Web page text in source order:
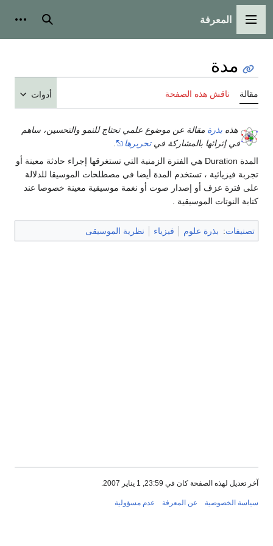
القائمة الرئيسية
المعرفة بحث
مدة
مقالة ناقش هذه الصفحة أدوات
هذه بذرة مقالة عن موضوع علمي تحتاج للنمو والتحسين، ساهم
في إثرائها بالمشاركة فيتحريرها
المدة Duration هي الفترة الزمنية التي تستغرقها إجراء حادثة معينة أو
تجربة فيزيائية ، تستخدم المدة أيضا في مصطلحات الموسيقا للدلالة
على فترة عزف أو إصدار صوت أو نغمة موسيقية معينة خصوصا عند
كتابة النوتات الموسيقية .
تصنيفات: بذرة علوم فيزياء نظرية الموسيقى
آخر تعديل لهذه الصفحة كان في 23:59, 1 يناير 2007.
سياسة الخصوصية عن المعرفة عدم مسؤولية